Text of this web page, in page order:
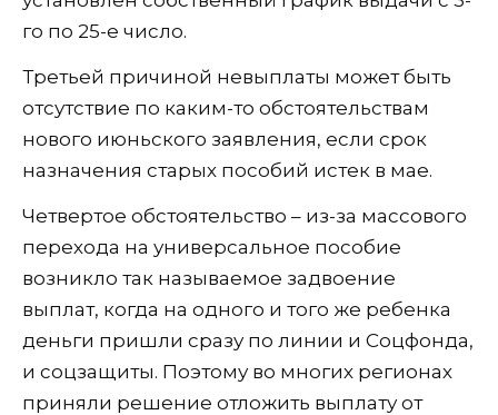
го по 25-е число.
Третьей причиной невыплаты может быть
отсутствие по каким-то обстоятельствам
нового июньского заявления, если срок
назначения старых пособий истек в мае.
Четвертое обстоятельство – из-за массового
перехода на универсальное пособие
возникло так называемое задвоение
выплат, когда на одного и того же ребенка
деньги пришли сразу по линии и Соцфонда,
и соцзащиты. Поэтому во многих регионах
приняли решение отложить выплату от